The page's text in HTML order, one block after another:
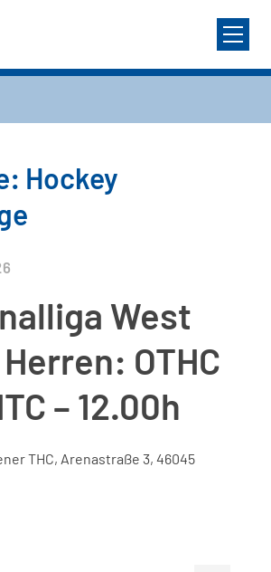
Hockey
West
OTHC
– 12.00h
THC, Arenastraße 3, 46045